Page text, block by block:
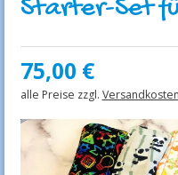
Starter-Set
75,00 €
alle Preise zzgl. Versandkosten